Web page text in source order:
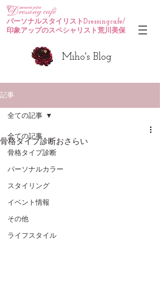
パーソナルスタイリストDressingcafe/
印象アップのスペシャリスト荒川美保
Miho's Blog
記事
全ての記事
骨格タイプ診断
パーソナルカラー
スタイリング
イベント情報
その他
ライフスタイル
全ての記事
骨格タイプ診断おさらい